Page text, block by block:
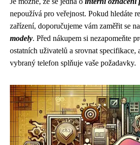
nepoužívá pro veřejnost. Pokud hledáte
zařízení, doporučujeme vám zaměřit se na
modely. Před nákupem si nezapomeňte
ostatních uživatelů a srovnat specifikace,
vybraný telefon splňuje vaše požadavky.